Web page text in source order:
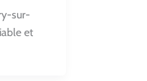
sur-
et